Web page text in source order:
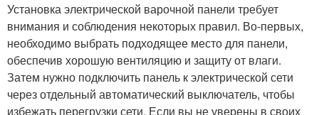
Установка электрической варочной панели требует
внимания и соблюдения некоторых правил. Во-первых,
необходимо выбрать подходящее место для панели,
обеспечив хорошую вентиляцию и защиту от влаги.
Затем нужно подключить панель к электрической сети
через отдельный автоматический выключатель, чтобы
избежать перегрузки сети. Если вы не уверены в своих